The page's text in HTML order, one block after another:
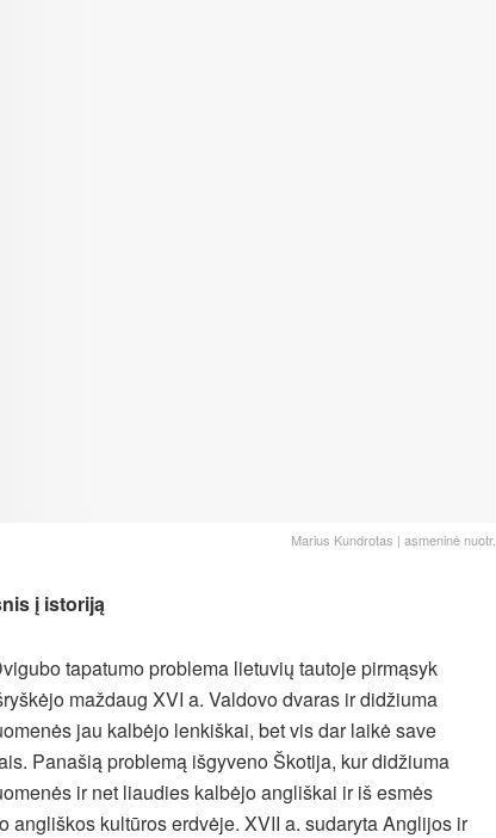
Marius Kundrotas | asmeninė nuotr.
į istoriją
tapatumo problema lietuvių tautoje pirmąsyk
maždaug XVI a. Valdovo dvaras ir didžiuma
jau kalbėjo lenkiškai, bet vis dar laikė save
Panašią problemą išgyveno Škotija, kur didžiuma
ir net liaudies kalbėjo angliškai ir iš esmės
angliškos kultūros erdvėje. XVII a. sudaryta Anglijos ir